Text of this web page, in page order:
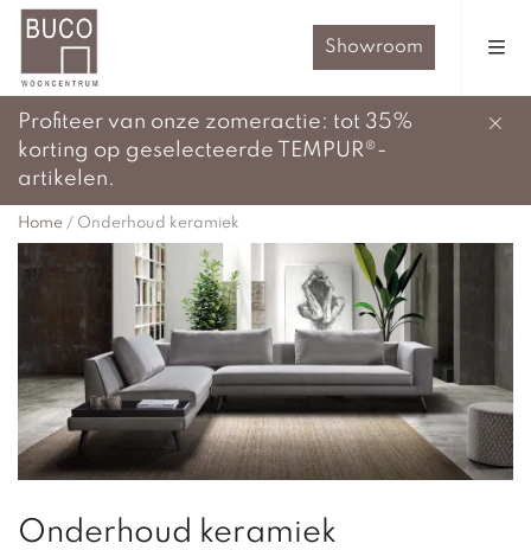
Showroom
Profiteer van onze zomeractie: tot 35%
korting op geselecteerde TEMPUR®-
artikelen.
Home / Onderhoud keramiek
Onderhoud keramiek